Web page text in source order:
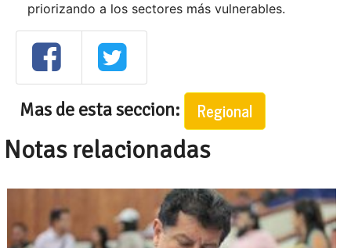
priorizando a los sectores más vulnerables.
Mas de esta seccion: Regional
Notas relacionadas